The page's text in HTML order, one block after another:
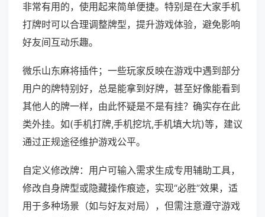
非常有用的，使用起来简单便捷。特别是在大家手机
打牌时可以合理调整牌型，提升游戏体验，避免影响
好友间互动乐趣。
微乐山东麻将插件；一些玩家反映在游戏中遇到部分
用户的牌特别好，总是能拿到好牌，甚至好像能看到
其他人的牌一样，由此怀疑是不是有挂？确实存在此
类外挂。如(手机打牌,手机挖坑,手机填大坑)等，建议
通过正规途径维护游戏公平。
自定义修改牌：用户可输入需求生成专用辅助工具，
修改自身牌型或隐藏操作痕迹，实现“必胜”效果，适
用于多种场景（如与好友对局），但需注意遵守游戏